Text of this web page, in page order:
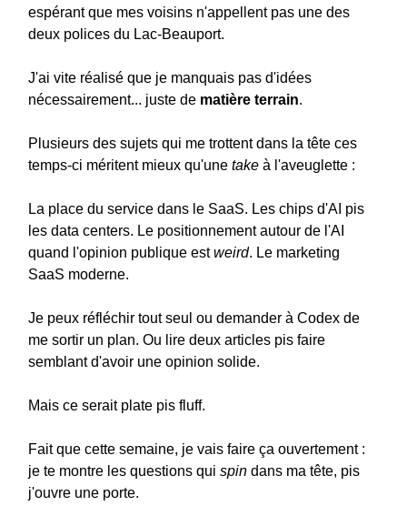
espérant que mes voisins n'appellent pas une des
deux polices du Lac-Beauport.
J'ai vite réalisé que je manquais pas d'idées
nécessairement... juste de matière terrain.
Plusieurs des sujets qui me trottent dans la tête ces
temps-ci méritent mieux qu'une take à l'aveuglette :
La place du service dans le SaaS. Les chips d'AI pis
les data centers. Le positionnement autour de l'AI
quand l'opinion publique estweird. Le marketing
SaaS moderne.
Je peux réfléchir tout seul ou demander à Codex de
me sortir un plan. Ou lire deux articles pis faire
semblant d'avoir une opinion solide.
Mais ce serait plate pis fluff.
Fait que cette semaine, je vais faire ça ouvertement :
je te montre les questions qui spin dans ma tête, pis
j'ouvre une porte.